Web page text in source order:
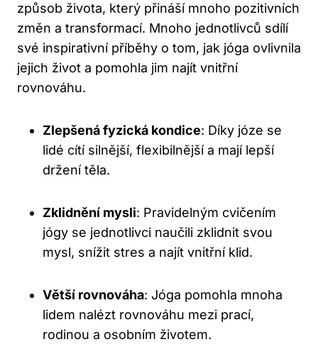
způsob života, který přináší mnoho pozitivních
změn a transformací. Mnoho jednotlivců sdílí
své inspirativní příběhy o tom, jak jóga ovlivnila
jejich život a pomohla jim najít vnitřní
rovnováhu.
Zlepšená fyzická kondice: Díky józe se
lidé cítí silnější, flexibilnější a mají lepší
držení těla.
Zklidnění mysli: Pravidelným cvičením
jógy se jednotlivci naučili zklidnit svou
mysl, snížit stres a najít vnitřní klid.
Větší rovnováha: Jóga pomohla mnoha
lidem nalézt rovnováhu mezi prací,
rodinou a osobním životem.